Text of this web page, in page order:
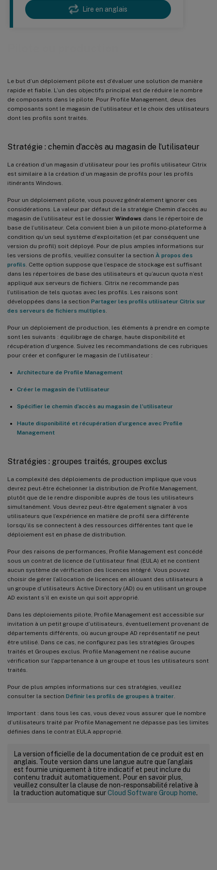
Lire en anglais
Le but d’un déploiement pilote est d’évaluer une solution de manière
rapide et fiable. L’un des objectifs principal est de réduire le nombre
de composants dans le pilote. Pour Profile Management, deux des
composants sont le magasin de l’utilisateur et le choix des utilisateurs
dont les profils sont traités.
Stratégie : chemin d’accès au magasin de l’utilisateur
La création d’un magasin d’utilisateur pour les profils utilisateur Citrix
est similaire à la création d’un magasin de profils pour les profils
itinérants Windows.
Pour un déploiement pilote, vous pouvez généralement ignorer ces
considérations. La valeur par défaut de la stratégie Chemin d’accès au
magasin de l’utilisateur est le dossier Windows dans le répertoire de
base de l’utilisateur. Cela convient bien à un pilote mono-plateforme à
condition qu’un seul système d’exploitation (et par conséquent une
version du profil) soit déployé. Pour de plus amples informations sur
les versions de profils, veuillez consulter la section À propos des
profils . Cette option suppose que l’espace de stockage est suffisant
dans les répertoires de base des utilisateurs et qu’aucun quota n’est
appliqué aux serveurs de fichiers. Citrix ne recommande pas
l’utilisation de tels quotas avec les profils. Les raisons sont
développées dans la section Partager les profils utilisateur Citrix sur
des serveurs de fichiers multiples
Pour un déploiement de production, les éléments à prendre en compte
sont les suivants : équilibrage de charge, haute disponibilité et
récupération d’urgence. Suivez les recommandations de ces rubriques
pour créer et configurer le magasin de l’utilisateur :
Architecture de Profile Management
Créer le magasin de l’utilisateur
Spécifier le chemin d’accès au magasin de l’utilisateur
Haute disponibilité et récupération d’urgence avec Profile
Management
Stratégies : groupes traités, groupes exclus
La complexité des déploiements de production implique que vous
devrez peut-être échelonner la distribution de Profile Management,
plutôt que de le rendre disponible auprès de tous les utilisateurs
simultanément. Vous devrez peut-être également signaler à vos
utilisateurs que l’expérience en matière de profil sera différente
lorsqu’ils se connectent à des ressources différentes tant que le
déploiement est en phase de distribution.
Pour des raisons de performances, Profile Management est concédé
sous un contrat de licence de l’utilisateur final (EULA) et ne contient
aucun système de vérification des licences intégré. Vous pouvez
choisir de gérer l’allocation de licences en allouant des utilisateurs à
un groupe d’utilisateurs Active Directory (AD) ou en utilisant un groupe
AD existant s’il en existe un qui soit approprié.
Dans les déploiements pilote, Profile Management est accessible sur
invitation à un petit groupe d’utilisateurs, éventuellement provenant de
départements différents, où aucun groupe AD représentatif ne peut
être utilisé. Dans ce cas, ne configurez pas les stratégies Groupes
traités et Groupes exclus. Profile Management ne réalise aucune
vérification sur l’appartenance à un groupe et tous les utilisateurs sont
traités.
Pour de plus amples informations sur ces stratégies, veuillez
consulter la section Définir les profils de groupes à traiter
Important : dans tous les cas, vous devez vous assurer que le nombre
d’utilisateurs traité par Profile Management ne dépasse pas les limites
définies dans le contrat EULA approprié.
La version officielle de la documentation de ce produit est en
anglais. Toute version dans une langue autre que l’anglais
est fournie uniquement à titre indicatif et peut inclure du
contenu traduit automatiquement. Pour en savoir plus,
veuillez consulter la clause de non-responsabilité relative à
la traduction automatique surCloud Software Group home.